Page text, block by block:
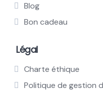
Blog
Bon cadeau
Légal
Charte éthique
Politique de gestion